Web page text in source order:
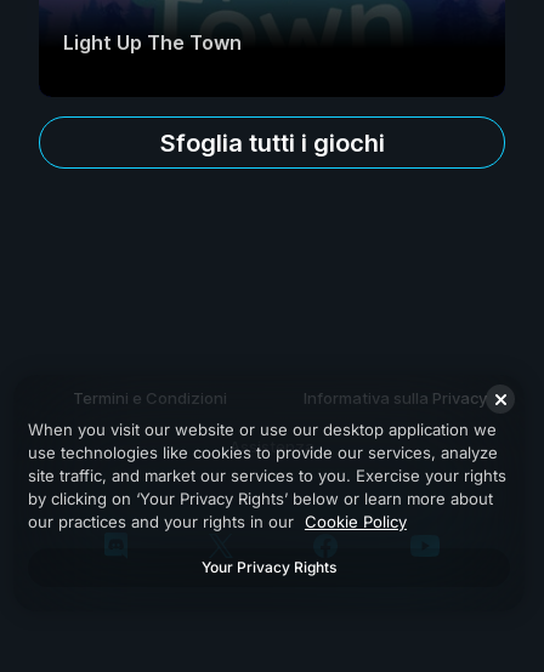
Light Up The Town
Sfoglia tutti i giochi
Termini e Condizioni Informativa sulla Privacy
Assistenza
When you visit our website or use our desktop application we
use technologies like cookies to provide our services, analyze
site traffic, and market our services to you. Exercise your rights
by clicking on ‘Your Privacy Rights’ below or learn more about
our practices and your rights in our Cookie Policy
Your Privacy Rights